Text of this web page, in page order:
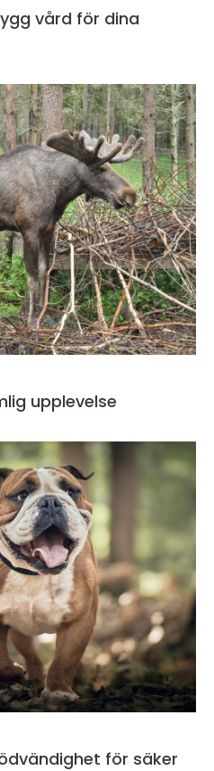
vård för dina
upplevelse
för säker